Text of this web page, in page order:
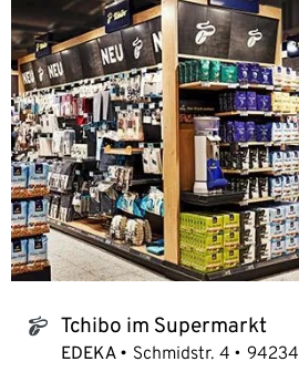
tchibo_logo Tchibo im Supermarkt
EDEKA Schmidstr. 4 94234